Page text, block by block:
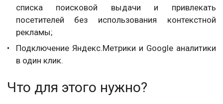
списка поисковой выдачи и привлекать
посетителей без использования контекстной
рекламы;
Подключение Яндекс.Метрики и Google аналитики
в один клик.
Что для этого нужно?